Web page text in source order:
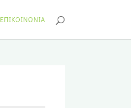
ΕΠΙΚΟΙΝΩΝΙΑ